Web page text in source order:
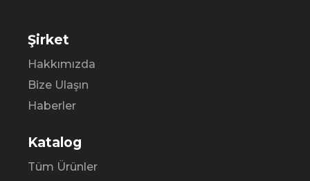
Şirket
Hakkımızda
Bize Ulaşın
Haberler
Katalog
Tüm Ürünler